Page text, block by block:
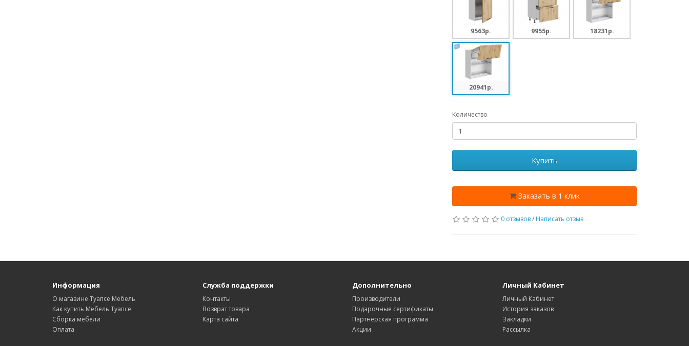
9563p. 9955p. 18231p.
20941p.
Количество
Купить
Заказать в 1 клик
0 отзывов/ Написать отзыв
Информация
О магазине Туапсе Мебель
Как купить Мебель Туапсе
Сборка мебели
Оплата
Служба поддержки
Контакты
Возврат товара
Карта сайта
Дополнительно
Производители
Подарочные сертификаты
Партнерская программа
Акции
Личный Кабинет
Личный Кабинет
История заказов
Закладки
Рассылка